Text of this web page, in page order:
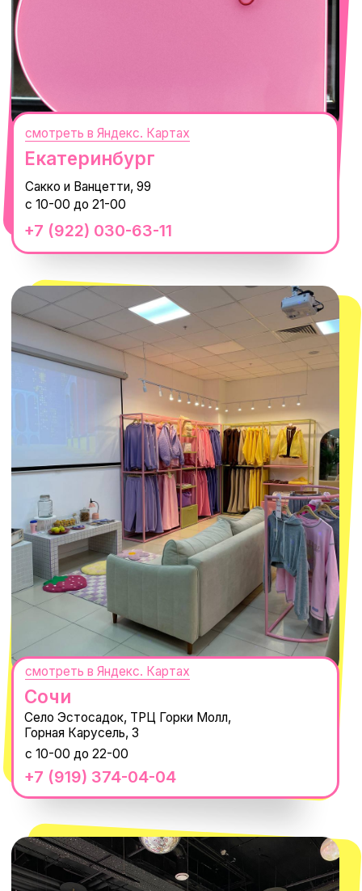
Горная Карусель, 3
+7 (919) 374-04-04
с 10-00 до 22-00
+7 (932) 602-41-15
ТРК «Европолис Ростокино»
ул. Проспект Мира, 211 к2
Москва
смотреть в Яндекс.Картах
Оплата долями
Обмен и возврат
Доставка и оплата
Вакансии
Реквизиты
Магазины
Наши путешествия
Новости
Каталог
О КОМПАНИИ
Нажимая "Подписаться", вы соглашаетесь с
персональных данных
иСогласием на рассылку электронных
сообщений
ПОДПИСАТЬСЯ
СЕКРЕТНЫЕ ПРОМОКОДЫ, ПРИГЛАШЕНИЯ
НА МЕРОПРИЯТИЯ И АНОНСЫ НОВИНОК
РАНЬШЕ ВСЕХ
@MACROCOSM_STORE
300'000+ подписчиков
14'000+ подписчиков в нашем Telegram-
канале